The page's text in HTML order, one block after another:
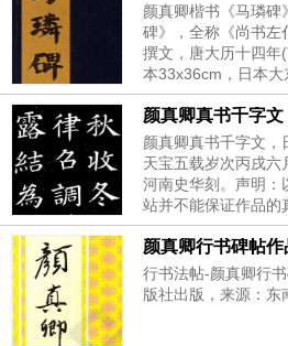
颜真卿楷书《马璘碑
碑》，全称《尚书左
撰文，唐大历十四年
本33x36cm，日本大
表紙題簽：〔破損〕
知唐題 韩秀实隶书
司...
颜真卿真书千字文
颜真卿真书千字文，
天宝五载岁次丙戌六
河南史华刻。声明：
站并不能保证作品的
颜真卿行书碑帖作
行书法帖-颜真卿行
版社出版，来源：东